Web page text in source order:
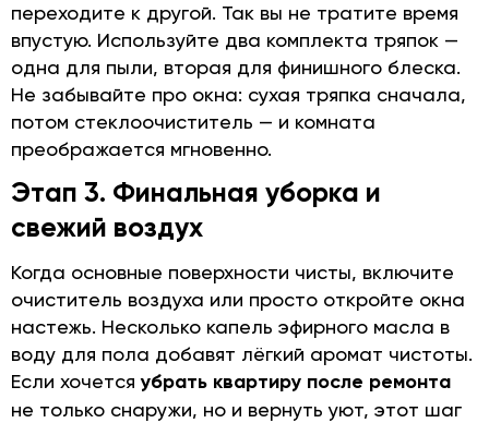
переходите к другой. Так вы не тратите время
впустую. Используйте два комплекта тряпок —
одна для пыли, вторая для финишного блеска.
Не забывайте про окна: сухая тряпка сначала,
потом стеклоочиститель — и комната
преображается мгновенно.
Этап 3. Финальная уборка и
свежий воздух
Когда основные поверхности чисты, включите
очиститель воздуха или просто откройте окна
настежь. Несколько капель эфирного масла в
воду для пола добавят лёгкий аромат чистоты.
Если хочетсяубрать квартиру после ремонта
не только снаружи, но и вернуть уют, этот шаг